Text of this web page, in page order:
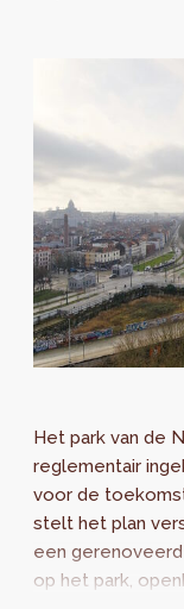
Het park van de
reglementair
voor de
stelt het plan
een
op het park,